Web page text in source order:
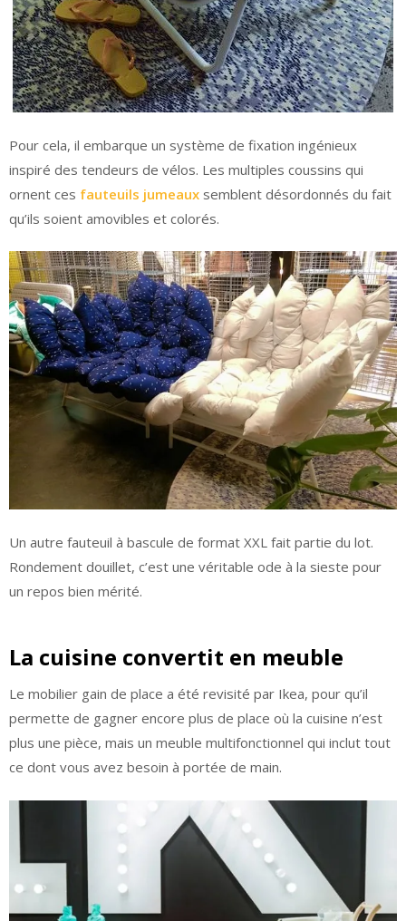
Pour cela, il embarque un système de fixation ingénieux
inspiré des tendeurs de vélos. Les multiples coussins qui
ornent ces fauteuils jumeaux semblent désordonnés du fait
qu’ils soient amovibles et colorés.
Un autre fauteuil à bascule de format XXL fait partie du lot.
Rondement douillet, c’est une véritable ode à la sieste pour
un repos bien mérité.
La cuisine convertit en meuble
Le mobilier gain de place a été revisité par Ikea, pour qu’il
permette de gagner encore plus de place où la cuisine n’est
plus une pièce, mais un meuble multifonctionnel qui inclut tout
ce dont vous avez besoin à portée de main.